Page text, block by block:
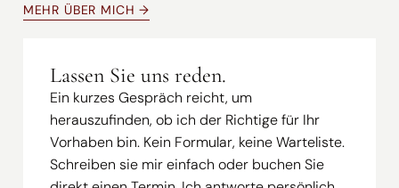
MEHR ÜBER MICH →
Lassen Sie uns reden.
Ein kurzes Gespräch reicht, um
herauszufinden, ob ich der Richtige für Ihr
Vorhaben bin. Kein Formular, keine Warteliste.
Schreiben sie mir einfach oder buchen Sie